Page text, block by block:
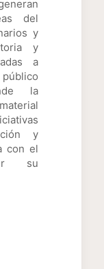
del
y
y
a
la
y
con el
su